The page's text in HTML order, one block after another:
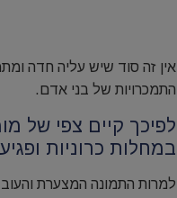
אין זה סוד שיש עליה חדה
התמכרויות של בני אדם.
לפיכך קיים צפי של
במחלות כרוניות